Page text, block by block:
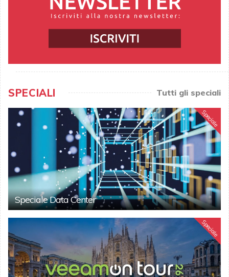
SPECIALI Tutti gli speciali
Speciale
Speciale Data Center
Speciale